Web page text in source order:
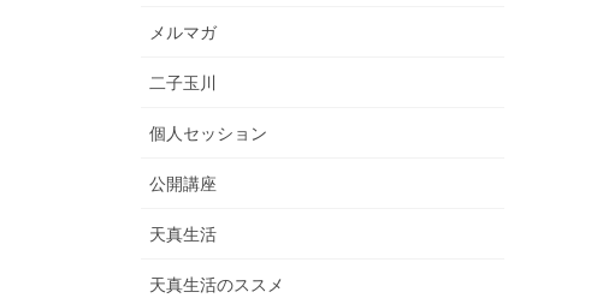
メルマガ
二子玉川
個人セッション
公開講座
天真生活
天真生活のススメ